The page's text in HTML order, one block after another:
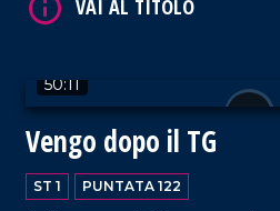
anche dall'intervento di
50:11
Vengo dopo il TG
ST 1 PUNTATA 122
VAI AL TITOLO